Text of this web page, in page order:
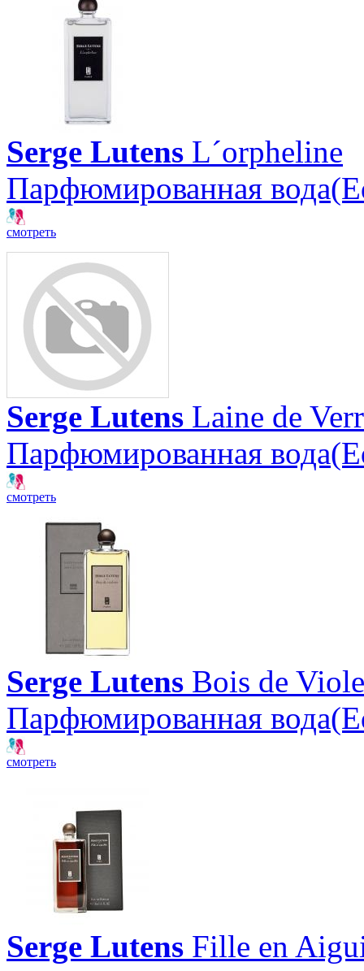
Serge Lutens L´orpheline
Парфюмированная
смотреть
Serge Lutens Laine de
Парфюмированная
смотреть
Serge Lutens Bois de
Парфюмированная
смотреть
Serge Lutens Fille en